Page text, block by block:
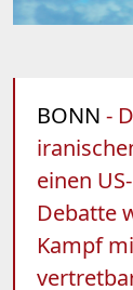
BONN -
einen
Debatte
Kampf